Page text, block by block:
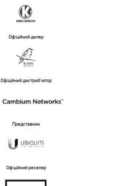
Офіційний дилер
Офіційний дистриб'ютор
Представник
Офіційний реселер